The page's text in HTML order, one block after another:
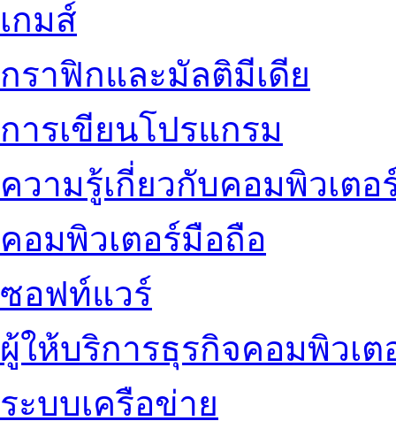
เกมส์
กราฟิกและมัลติมีเดีย
การเขียนโปรแกรม
ความรู้เกี่ยวกับคอมพิวเตอ
คอมพิวเตอร์มือถือ
ซอฟท์แวร์
ผู้ให้บริการธุรกิจคอมพิวเต
ระบบเครือข่าย